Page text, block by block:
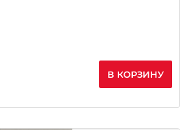
В КОРЗИНУ